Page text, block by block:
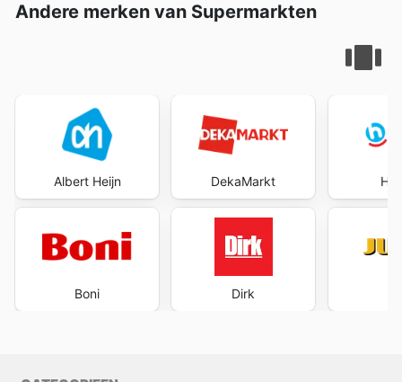
Andere merken van Supermarkten
Albert Heijn
Boni
DekaMarkt
Dirk